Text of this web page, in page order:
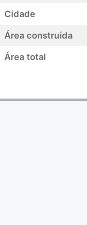
Cidade
Área construída
Área total